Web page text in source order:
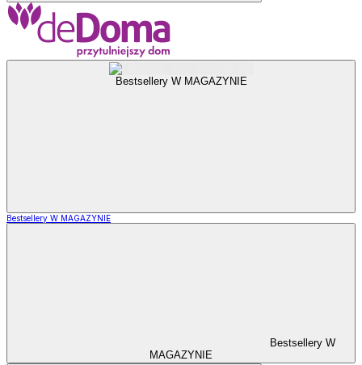
Bestsellery W MAGAZYNIE
Bestsellery W MAGAZYNIE
Bestsellery W
MAGAZYNIE